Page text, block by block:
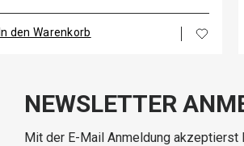
In den Warenkorb
NEWSLETTER
Mit der E-Mail Anmeldung